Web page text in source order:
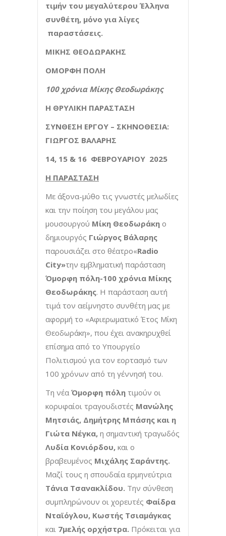
τιμήν του μεγαλύτερου Έλληνα
συνθέτη, μόνο για λίγες
παραστάσεις.
ΜΙΚΗΣ ΘΕΟΔΩΡΑΚΗΣ
ΟΜΟΡΦΗ ΠΟΛΗ
100 χρόνια Μίκης Θεοδωράκης
Η ΘΡΥΛΙΚΗ ΠΑΡΑΣΤΑΣΗ
ΣΥΝΘΕΣΗ ΕΡΓΟΥ – ΣΚΗΝΟΘΕΣΙΑ:
ΓΙΩΡΓΟΣ ΒΑΛΑΡΗΣ
14, 15 & 16 ΦΕΒΡΟΥΑΡΙΟΥ 2025
Η ΠΑΡΑΣΤΑΣΗ
Με άξονα-μύθο τις γνωστές μελωδίες
και την ποίηση του μεγάλου μας
μουσουργού Μίκη Θεοδωράκη ο
δημιουργός Γιώργος Βάλαρης
παρουσιάζει στο θέατρο«Radio
City»την εμβληματική παράσταση
Όμορφη πόλη-100 χρόνια Μίκης
Θεοδωράκης. Η παράσταση αυτή
τιμά τον αείμνηστο συνθέτη μας με
αφορμή το «Αφιερωματικό Έτος Μίκη
Θεοδωράκη», που έχει ανακηρυχθεί
επίσημα από το Υπουργείο
Πολιτισμού για τον εορτασμό των
100 χρόνων από τη γέννησή του.
Tη νέα Όμορφη πόλη τιμούν οι
κορυφαίοι τραγουδιστές Μανώλης
Μητσιάς, Δημήτρης Μπάσης και η
Γιώτα Νέγκα, η σημαντική τραγωδός
Λυδία Κονιόρδου, και ο
βραβευμένος Μιχάλης Σαράντης.
Μαζί τους η σπουδαία ερμηνεύτρια
Τάνια Τσανακλίδου. Την σύνθεση
συμπληρώνουν οι χορευτές Φαίδρα
Νταϊόγλου, Κωστής Τσιαμάγκας
και 7μελής ορχήστρα. Πρόκειται για